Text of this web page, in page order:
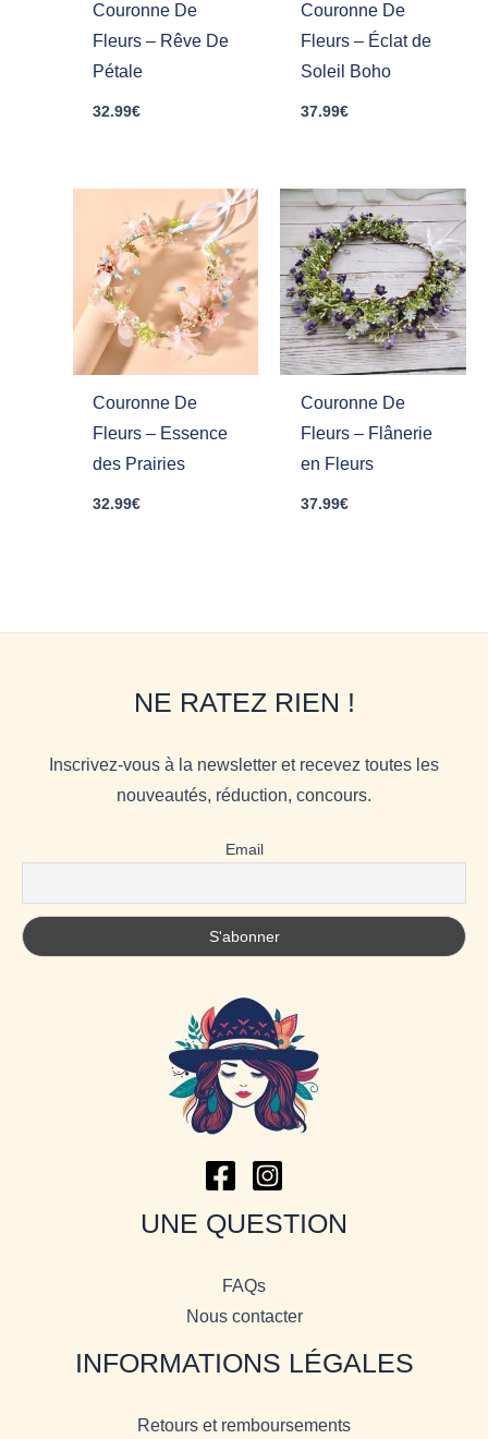
Couronne De
Fleurs – Rêve De
Pétale
32.99€
Couronne De
Fleurs – Éclat de
Soleil Boho
37.99€
Couronne De
Fleurs – Essence
des Prairies
32.99€
Couronne De
Fleurs – Flânerie
en Fleurs
37.99€
NE RATEZ RIEN !
Inscrivez-vous à la newsletter et recevez toutes les
nouveautés, réduction, concours.
Email
UNE QUESTION
FAQs
Nous contacter
INFORMATIONS LÉGALES
Retours et remboursements